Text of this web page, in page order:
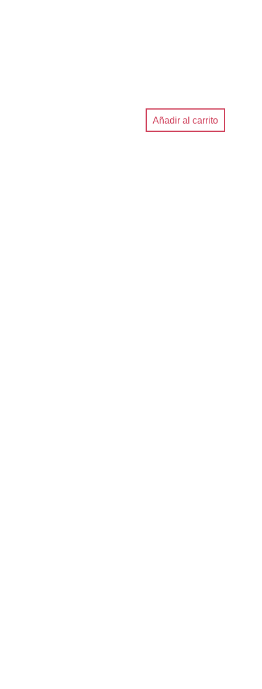
Añadir al carrito